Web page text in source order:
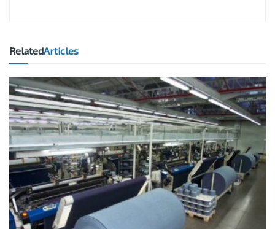
RelatedArticles